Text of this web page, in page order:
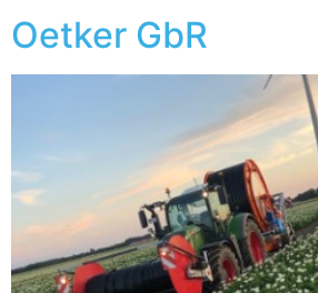
Oetker GbR